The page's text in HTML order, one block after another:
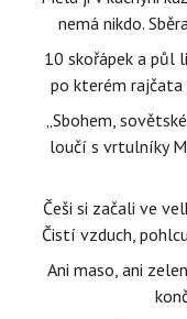
nemá nikdo.
10 skořápek a půl
po kterém
„Sbohem,
loučí s vrtulníky
Češi si začali ve
Čistí vzduch,
Ani maso, ani